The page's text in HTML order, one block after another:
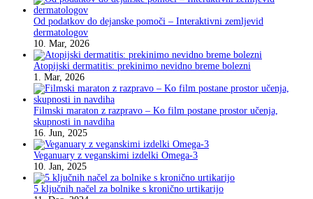
Od podatkov do dejanske pomoči – Interaktivni zemljevid
dermatologov
10. Mar, 2026
Atopijski dermatitis: prekinimo nevidno breme bolezni
1. Mar, 2026
Filmski maraton z razpravo – Ko film postane prostor učenja,
skupnosti in navdiha
16. Jun, 2025
Veganuary z veganskimi izdelki Omega-3
10. Jan, 2025
5 ključnih načel za bolnike s kronično urtikarijo